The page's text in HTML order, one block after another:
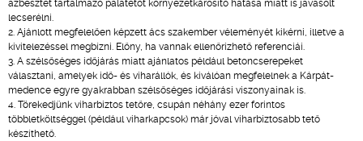
azbesztet tartalmazó palatetőt környezetkárosító hatása miatt is javasolt
lecserélni.
Ajánlott megfelelően képzett ács szakember véleményét kikérni, illetve a
kivitelezéssel megbízni. Előny, ha vannak ellenőrizhető referenciái.
A szélsőséges időjárás miatt ajánlatos például betoncserepeket
választani, amelyek idő- és viharállók, és kiválóan megfelelnek a Kárpát-
medence egyre gyakrabban szélsőséges időjárási viszonyainak is.
Törekedjünk viharbiztos tetőre, csupán néhány ezer forintos
többletköltséggel (például viharkapcsok) már jóval viharbiztosabb tető
készíthető.